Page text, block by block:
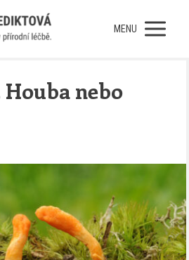
MENU
Houba nebo